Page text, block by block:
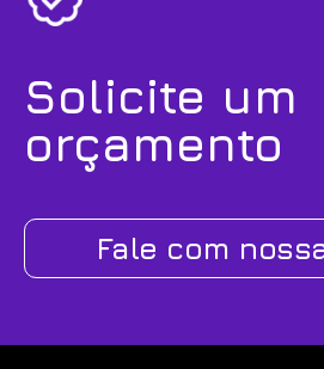
Solicite um
orçamento
Fale com